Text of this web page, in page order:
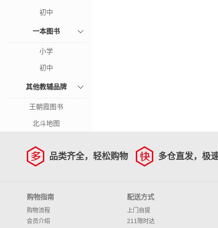
初中
一本图书
小学
初中
其他教辅品牌
王朝霞图书
北斗地图
品类齐全，轻松购物 多仓直发，极
购物指南
购物流程
会员介绍
配送方式
上门自提
211限时达